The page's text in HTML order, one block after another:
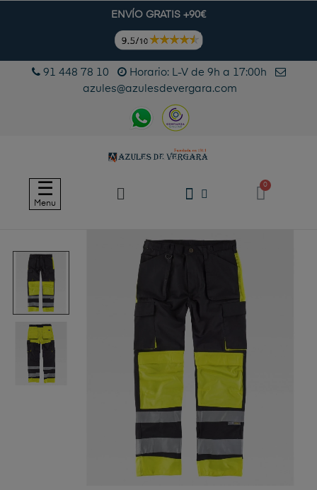
ENVÍO GRATIS +90€
91 448 78 10
Horario: L-V de 9h a 17:00h
azules@azulesdevergara.com
Navegación
de
☰
Menu